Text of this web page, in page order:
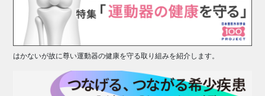
はかないが故に尊い運動器の健康を守る取り組みを紹介します。